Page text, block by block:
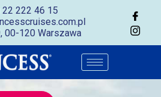
22 222 46 15
00-120 Warszawa